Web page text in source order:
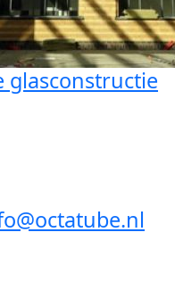
glasconstructie